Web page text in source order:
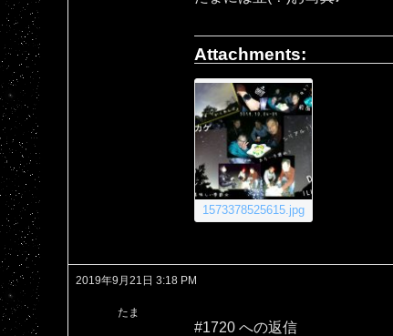
Attachments:
1573378525615.jpg
2019年9月21日 3:18 PM
たま
#1720 への返信